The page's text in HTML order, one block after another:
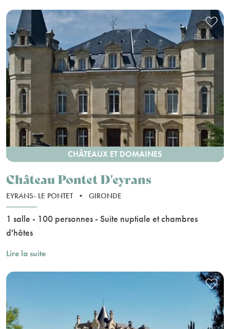
CHÂTEAUX ET DOMAINES
Château Pontet D'eyrans
EYRANS- LE PONTET • GIRONDE
1 salle - 100 personnes - Suite nuptiale et chambres
d'hôtes
Lire la suite